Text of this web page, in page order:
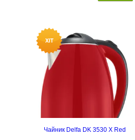
Чайник Delfa DK 3530 X Red